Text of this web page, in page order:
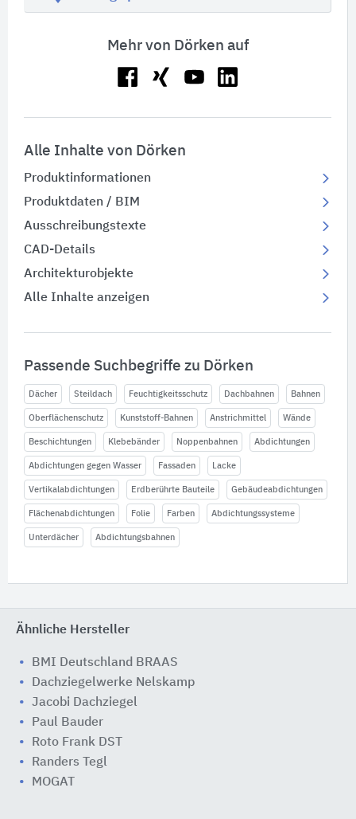
Mehr von Dörken auf
Alle Inhalte von Dörken
Produktinformationen
Produktdaten / BIM
Ausschreibungstexte
CAD-Details
Architekturobjekte
Alle Inhalte anzeigen
Passende Suchbegriffe zu Dörken
Dächer Steildach Feuchtigkeitsschutz Dachbahnen Bahnen
Oberflächenschutz Kunststoff-Bahnen Anstrichmittel Wände
Beschichtungen Klebebänder Noppenbahnen Abdichtungen
Abdichtungen gegen Wasser Fassaden Lacke
Vertikalabdichtungen Erdberührte Bauteile Gebäudeabdichtungen
Flächenabdichtungen Folie Farben Abdichtungssysteme
Unterdächer Abdichtungsbahnen
Ähnliche Hersteller
BMI Deutschland BRAAS
Dachziegelwerke Nelskamp
Jacobi Dachziegel
Paul Bauder
Roto Frank DST
Randers Tegl
MOGAT